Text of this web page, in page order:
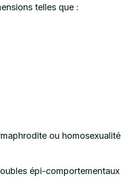
telles que :
ou homosexualité
épi-comportementaux